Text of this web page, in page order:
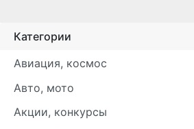
Категории
Авиация, космос
Авто, мото
Акции, конкурсы